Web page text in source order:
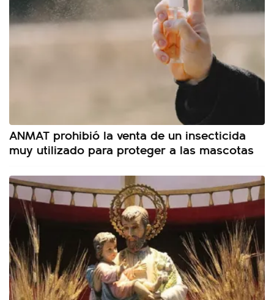
ANMAT prohibió la venta de un insecticida
muy utilizado para proteger a las mascotas